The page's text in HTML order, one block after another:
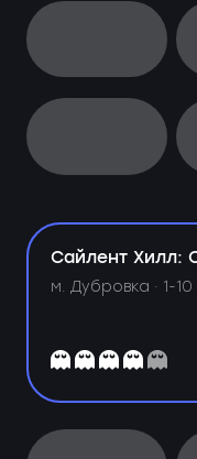
Сайлент Хилл:
м. Дубровка · 1-